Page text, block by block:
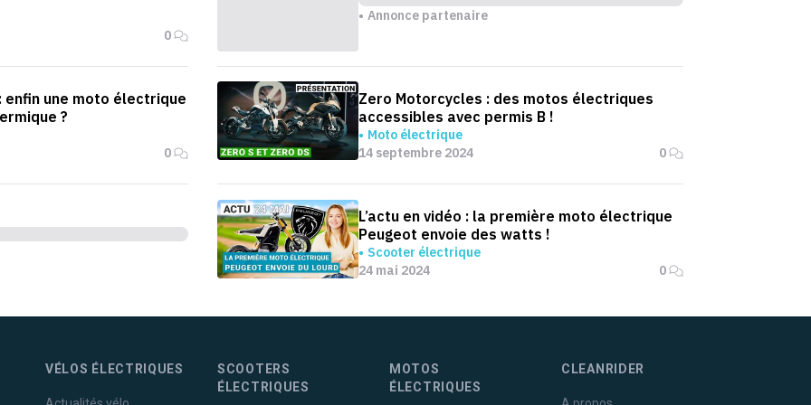
0
Annonce partenaire
enfin une moto électrique
?
0
Zero Motorcycles : des motos électriques
accessibles avec permis B !
Moto électrique
14 septembre 2024
0
L’actu en vidéo : la première moto électrique
Peugeot envoie des watts !
Scooter électrique
24 mai 2024
0
VÉLOS ÉLECTRIQUES
SCOOTERS
ÉLECTRIQUES
MOTOS
ÉLECTRIQUES
CLEANRIDER